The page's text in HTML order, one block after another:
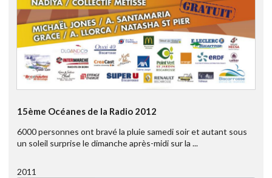
15ème Océanes de la Radio 2012
6000 personnes ont bravé la pluie samedi soir et autant sous
un soleil surprise le dimanche après-midi sur la ...
2011